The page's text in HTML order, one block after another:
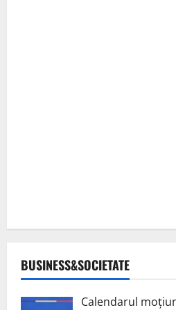
BUSINESS&SOCIETATE
Calendarul